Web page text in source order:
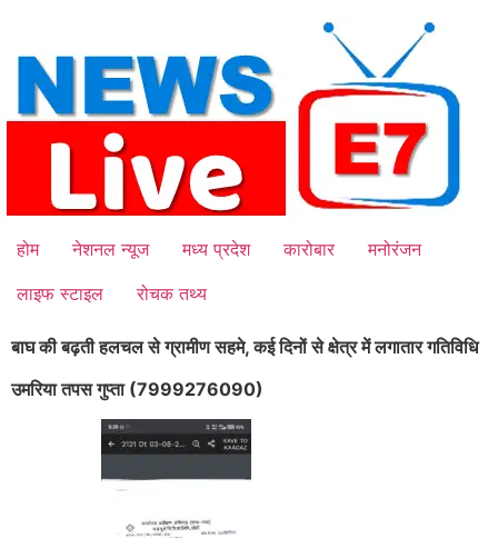
content
होम नेशनल न्यूज मध्य प्रदेश कारोबार
मनोरंजन
लाइफ स्टाइल
रोचक तथ्य
बाघ की बढ़ती हलचल से ग्रामीण सहमे, कई दिनों से क्षेत्र में लगातार गतिविधि
उमरिया तपस गुप्ता (7999276090)